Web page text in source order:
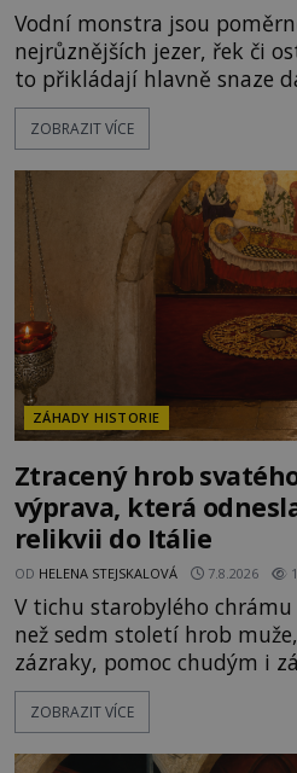
Vodní monstra jsou
nejrůznějších jezer, řek či
to přikládají hlavně snaze
přitáhnout k němu
nakloněných turistů. Je to také případ kyperského
legendami o něm ukrývat
V blízkosti Mysu Greco, jak
ZOBRAZIT VÍCE
ZÁHADY HISTORIE
Ztracený hrob
výprava, která
relikvii do Itálie
OD HELENA STEJSKALOVÁ 7.8.2026
V tichu starobylého
než sedm století hrob
zázraky, pomoc chudým i
bouřích. Pak ale přichází
se mění v dějiště podivné noční
ZOBRAZIT VÍCE